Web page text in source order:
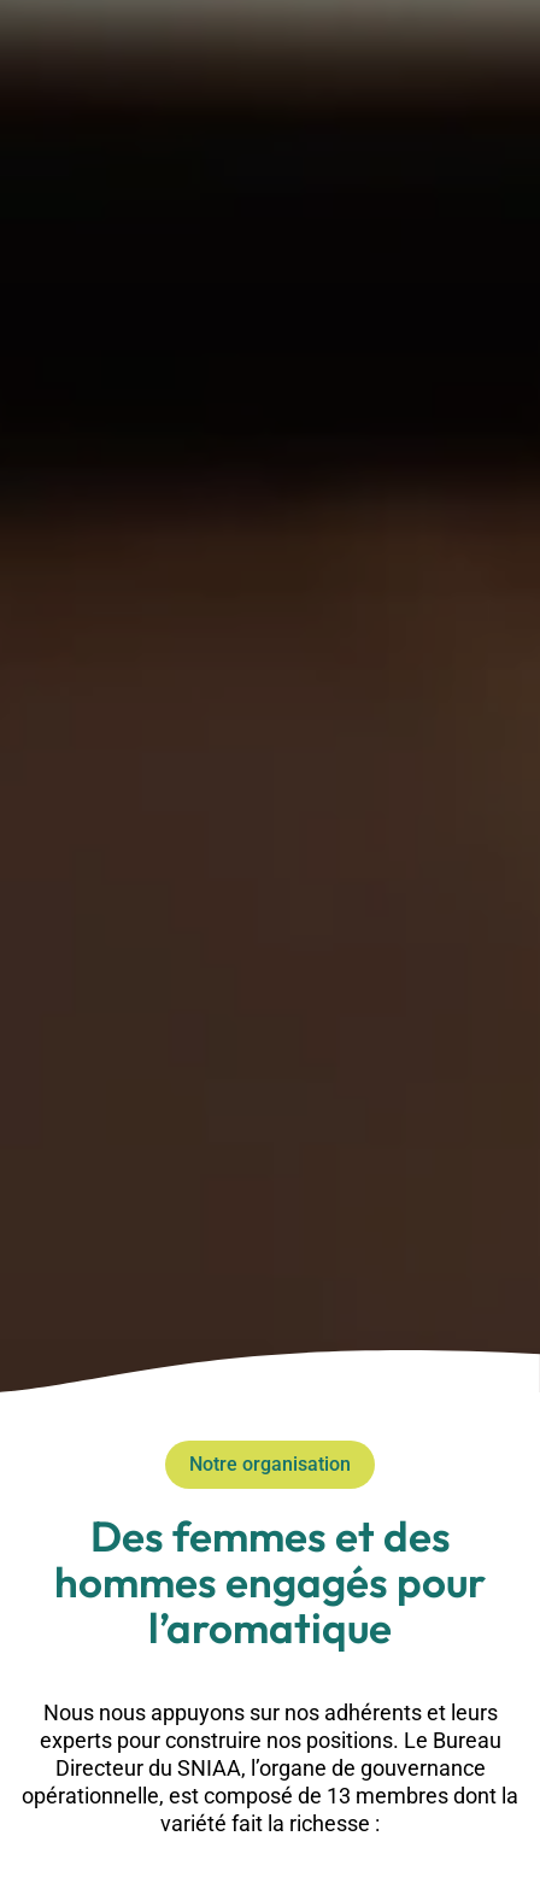
Notre organisation
Des femmes et des
hommes engagés pour
l’aromatique
Nous nous appuyons sur nos adhérents et leurs
experts pour construire nos positions. Le Bureau
Directeur du SNIAA, l’organe de gouvernance
opérationnelle, est composé de 13 membres dont la
variété fait la richesse :